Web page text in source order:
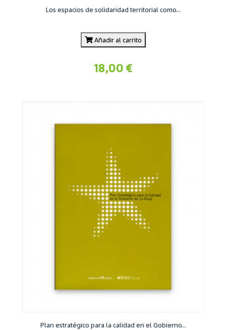
Los espacios de solidaridad territorial como...
Añadir al carrito
18,00 €
Plan estratégico para la calidad en el Gobierno...